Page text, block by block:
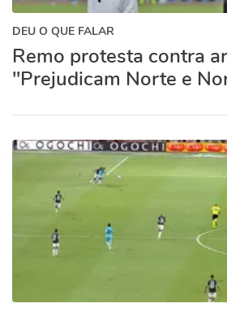
DEU O QUE FALAR
Remo protesta contra
"Prejudicam Norte e